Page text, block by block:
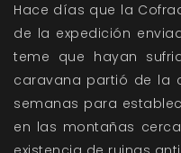
Hace días que la
de la expedición
teme que hayan
caravana partió de la
semanas para
en las montañas